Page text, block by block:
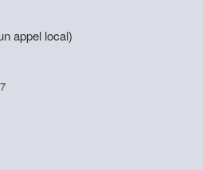
appel local)